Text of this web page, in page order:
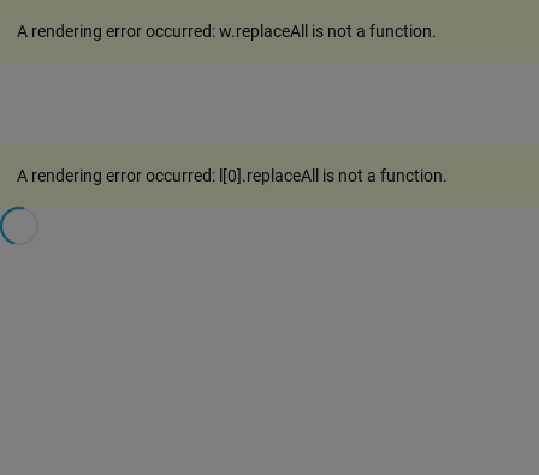
A rendering error occurred:w.replaceAll is not a function.
A rendering error occurred: l[0].replaceAll is not a function.